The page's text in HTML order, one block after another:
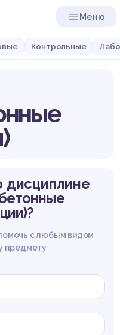
Меню
Контрольные
дисциплине
с любым видом
предмету